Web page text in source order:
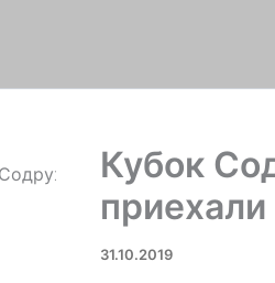
Кубок
31.10.2019